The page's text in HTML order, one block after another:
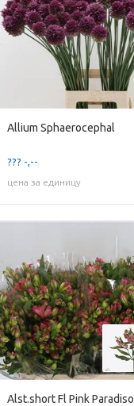
Allium Sphaerocephal
??? -,--
цена за единицу
Alst.short Fl Pink Paradiso